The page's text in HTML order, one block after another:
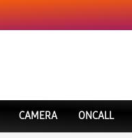
CAMERA ONCALL